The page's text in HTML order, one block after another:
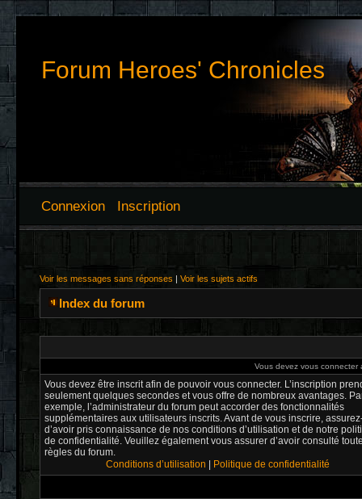
Forum Heroes' Chronicles
Connexion Inscription
Voir les messages sans réponses | Voir les sujets actifs
Index du forum
Vous devez vous connecter
Vous devez être inscrit afin de pouvoir vous connecter. L’inscription
seulement quelques secondes et vous offre de nombreux avantages.
exemple, l’administrateur du forum peut accorder des fonctionnalités
supplémentaires aux utilisateurs inscrits. Avant de vous inscrire,
d’avoir pris connaissance de nos conditions d’utilisation et de notre
de confidentialité. Veuillez également vous assurer d’avoir consulté
règles du forum.
Conditions d’utilisation
Politique de confidentialité